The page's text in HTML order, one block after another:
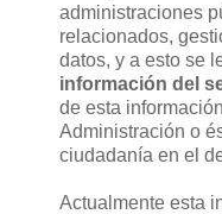
administraciones
relacionados,
datos, y a esto se
información del
de esta
Administración o
ciudadanía en el
Actualmente esta